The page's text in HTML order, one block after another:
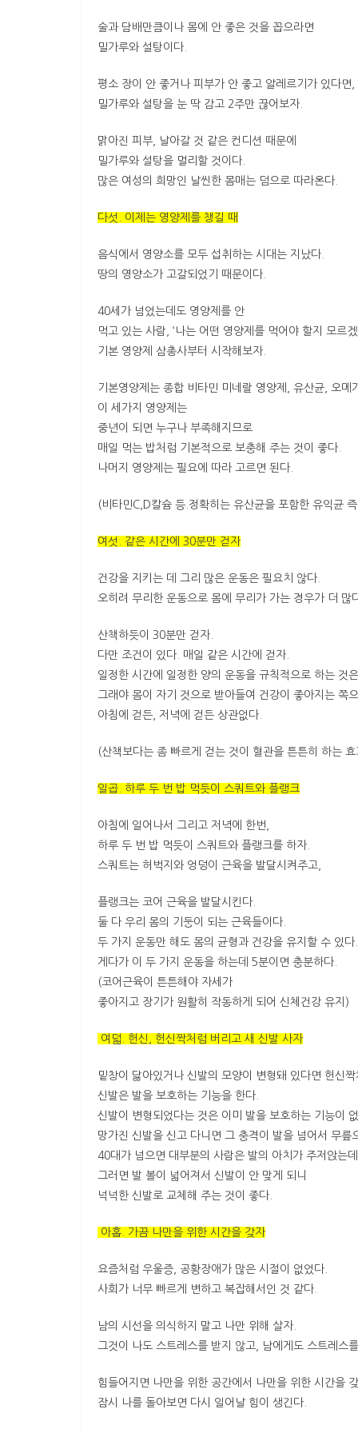
술과 담배만큼이나 몸에 안 좋은 것을 꼽으라면
밀가루와 설탕이다.
평소 장이 안 좋거나 피부가 안 좋고 알레르기가 있다면,
밀가루와 설탕을 눈 딱 감고 2주만 끊어보자.
맑아진 피부, 날아갈 것 같은 컨디션 때문에
밀가루와 설탕을 멀리할 것이다.
많은 여성의 희망인 날씬한 몸매는 덤으로 따라온다.
다섯. 이제는 영양제를 챙길 때
음식에서 영양소를 모두 섭취하는 시대는 지났다.
땅의 영양소가 고갈되었기 때문이다.
40세가 넘었는데도 영양제를 안
먹고 있는 사람, ‘나는 어떤 영양제를 먹어야 할지 모르
기본 영양제 삼총사부터 시작해보자.
기본영양제는 종합 비타민 미네랄 영양제, 유산균, 오메
이 세가지 영양제는
중년이 되면 누구나 부족해지므로
매일 먹는 밥처럼 기본적으로 보충해 주는 것이 좋다.
나머지 영양제는 필요에 따라 고르면 된다.
(비타민C,D칼슘 등.정확히는 유산균을 포함한 유익균
여섯. 같은 시간에 30분만 걷자
건강을 지키는 데 그리 많은 운동은 필요치 않다.
오히려 무리한 운동으로 몸에 무리가 가는 경우가 더 많
산책하듯이 30분만 걷자.
다만 조건이 있다. 매일 같은 시간에 걷자.
일정한 시간에 일정한 양의 운동을 규칙적으로 하는 것
그래야 몸이 자기 것으로 받아들여 건강이 좋아지는 쪽
아침에 걷든, 저녁에 걷든 상관없다.
(산책보다는 좀 빠르게 걷는 것이 혈관을 튼튼히 하는
일곱. 하루 두 번 밥 먹듯이 스쿼트와 플랭크
아침에 일어나서 그리고 저녁에 한번,
하루 두 번 밥 먹듯이 스쿼트와 플랭크를 하자.
스쿼트는 허벅지와 엉덩이 근육을 발달시켜주고,
플랭크는 코어 근육을 발달시킨다.
둘 다 우리 몸의 기둥이 되는 근육들이다.
두 가지 운동만 해도 몸의 균형과 건강을 유지할 수 있다.
게다가 이 두 가지 운동을 하는데 5분이면 충분하다.
(코어근육이 튼튼해야 자세가
좋아지고 장기가 원활히 작동하게 되어 신체건강 유지)
여덟. 헌신, 헌신짝처럼 버리고 새 신발 사자
밑창이 닳아있거나 신발의 모양이 변형돼 있다면 헌신짝
신발은 발을 보호하는 기능을 한다.
신발이 변형되었다는 것은 이미 발을 보호하는 기능이
망가진 신발을 신고 다니면 그 충격이 발을 넘어서 무릎
40대가 넘으면 대부분의 사람은 발의 아치가 주저앉는데,
그러면 발 볼이 넓어져서 신발이 안 맞게 되니
넉넉한 신발로 교체해 주는 것이 좋다.
아홉. 가끔 나만을 위한 시간을 갖자
요즘처럼 우울증, 공황장애가 많은 시절이 없었다.
사회가 너무 빠르게 변하고 복잡해서인 것 같다.
남의 시선을 의식하지 말고 나만 위해 살자.
그것이 나도 스트레스를 받지 않고, 남에게도 스트레스
힘들어지면 나만을 위한 공간에서 나만을 위한 시간을 갖
잠시 나를 돌아보면 다시 일어날 힘이 생긴다.